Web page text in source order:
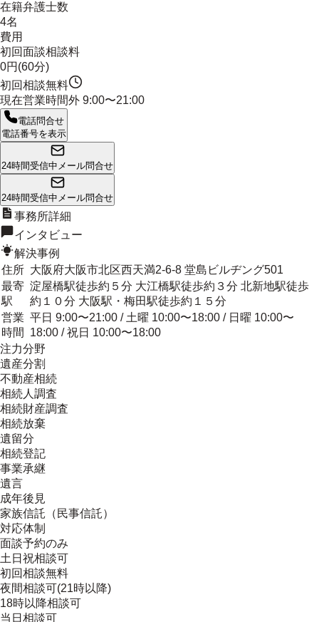
在籍弁護士数
4名
費用
初回面談相談料
0円(60分)
初回相談無料
現在営業時間外 9:00〜21:00
電話問合せ
電話番号を表示
24時間受信中 メール問合せ
24時間受信中 メール問合せ
事務所詳細
インタビュー
解決事例
住所 大阪府大阪市北区西天満2-6-8 堂島ビルヂング501
最寄
駅
淀屋橋駅徒歩約５分 大江橋駅徒歩約３分 北新地駅徒歩
約１０分 大阪駅・梅田駅徒歩約１５分
営業
時間
平日 9:00〜21:00 / 土曜 10:00〜18:00 / 日曜 10:00〜
18:00 / 祝日 10:00〜18:00
注力分野
遺産分割
不動産相続
相続人調査
相続財産調査
相続放棄
遺留分
相続登記
事業承継
遺言
成年後見
家族信託（民事信託）
対応体制
面談予約のみ
土日祝相談可
初回相談無料
夜間相談可(21時以降)
18時以降相談可
当日相談可